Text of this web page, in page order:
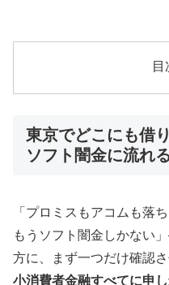
目
東京でどこにも借
ソフト闇金に流れ
「プロミスもアコムも落
もうソフト闇金しかない
方に、まず一つだけ確認
小消費者金融すべてに申